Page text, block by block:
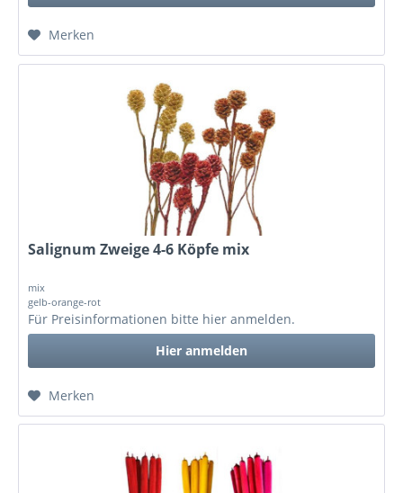
Merken
Salignum Zweige 4-6 Köpfe mix
mix
gelb-orange-rot
Für Preisinformationen bitte hier anmelden.
Hier anmelden
Merken